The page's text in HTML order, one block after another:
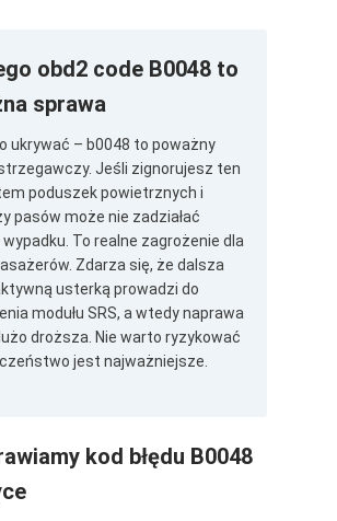
obd2 code B0048 to
sprawa
ukrywać – b0048 to poważny
Jeśli zignorujesz ten
poduszek powietrznych i
pasów może nie zadziałać
To realne zagrożenie dla
Zdarza się, że dalsza
usterką prowadzi do
modułu SRS, a wtedy naprawa
droższa. Nie warto ryzykować
jest najważniejsze.
kod błędu B0048